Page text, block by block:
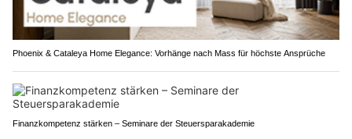
Phoenix & Cataleya Home Elegance: Vorhänge nach Mass für höchste Ansprüche
Finanzkompetenz stärken – Seminare der Steuersparakademie